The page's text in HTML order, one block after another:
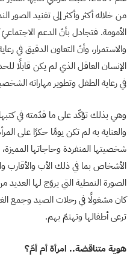
من خلاله أكثر وأكثر إلى تفنيد الصور
الأمومة. فتجادل بأنّ الدعم
والاستمرار، وأنّ التعاون الدقيق في
الإنسان العاقل الذي لم يكن قابلًا
في رعاية الطفل وتطوير مهاراته
وهي بذلك تؤكّد على ما قدّمته في
والعناية به لم تكن يومًا حكرًا على
شخصيتها المنفردة وحاجاتها
الأشخاص بما في ذلك الأب والأقارب
الصورة النمطية التي يروّج لها العديد
كان مشغولًا في رحلات الصيد وجمع
ترعى أطفالها وتهتمّ بهم.
هوية متناقضة.. امرأة أم أمّ؟